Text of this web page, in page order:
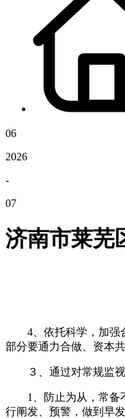
06
2026
-
07
济南市莱芜
4、依托科学，加强合
部分要通力合做、资本
３、通过对常规监视
1、防止为从，常备不
行阐发、预警，做到早